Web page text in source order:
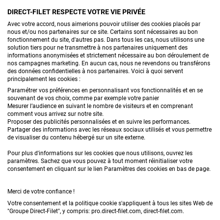
fibre de coco rectangulaire
offre une alternative
originale, idéale pour filtrer légèrement le soleil sans
occulter l’espace.
La toile d’ombrage imperméable rectangulaire est
une alliée de choix pour tous ceux qui souhaitent
profiter de leur extérieur en toute saison. Elle protège
du soleil et des intempéries, tout en valorisant votre
aménagement. Pour une pose réussie et durable,
pente recommandée.
CONTACTEZ-NOUS
PRODUITS
CONSEILS
FAQ
DEMANDE DE DEVIS
Confidentialité & données personnelles
DIRECT-FILET RESPECTE VOTRE VIE PRIVÉE
Avec votre accord, nous aimerions pouvoir utiliser des cookies placés par
nous et/ou nos partenaires sur ce site. Certains sont nécessaires au bon
fonctionnement du site, d'autres pas. Dans tous les cas, nous utilisons une
solution tiers pour ne transmettre à nos partenaires uniquement des
informations anonymisées et strictement nécessaire au bon déroulement de
nos campagnes marketing. En aucun cas, nous ne revendons ou transférons
des données confidentielles à nos partenaires. Voici à quoi servent
principalement les cookies :
Paramétrer vos préférences en personnalisant vos fonctionnalités et en se
souvenant de vos choix, comme par exemple votre panier
Mesurer l’audience en suivant le nombre de visiteurs et en comprenant
comment vous arrivez sur notre site.
Proposer des publicités personnalisées et en suivre les performances.
Partager des informations avec les réseaux sociaux utilisés et vous permettre
de visualiser du contenu hébergé sur un site externe.
Pour plus d'informations sur les cookies que nous utilisons, ouvrez les
paramètres. Sachez que vous pouvez à tout moment réinitialiser votre
consentement en cliquant sur le lien Paramètres des cookies en bas de page.
Merci de votre confiance !
Votre consentement et la politique cookie s'appliquent à tous les sites Web de
"Groupe Direct-Filet", y compris: pro.direct-filet.com, direct-filet.com.